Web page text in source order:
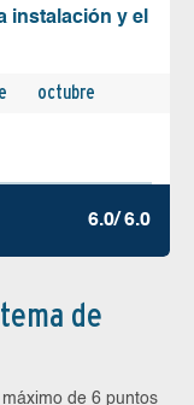
instalación y el
octubre
6.0/ 6.0
de
de 6 puntos